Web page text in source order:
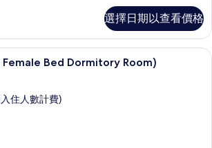
選擇日期以查看價格
客房內保險箱、遮光布/窗簾、隔音、
Female Bed Dormitory Room)
住人數計費)